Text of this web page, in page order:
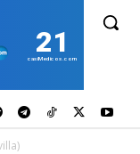
21
casiMedicos.com